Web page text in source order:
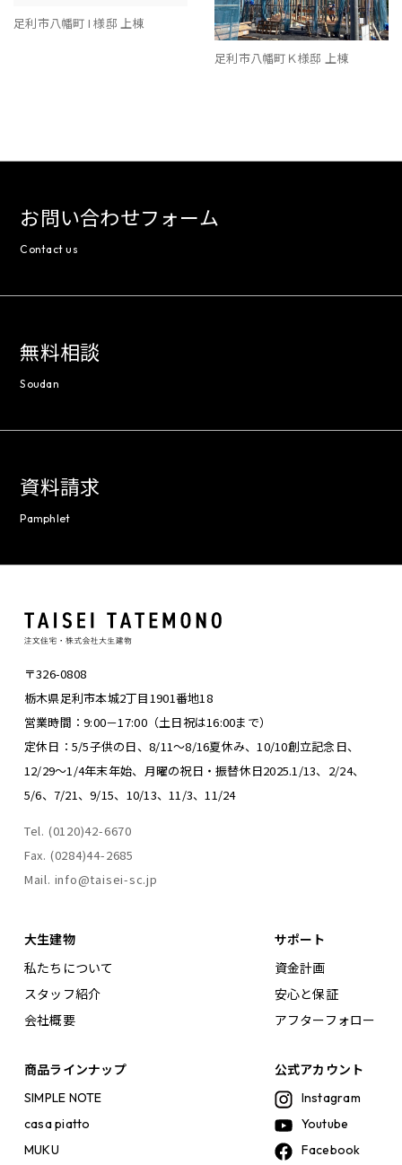
足利市八幡町 I 様邸 上棟
足利市八幡町Ｋ様邸 上棟
お問い合わせフォーム
Contact us
無料相談
Soudan
資料請求
Pamphlet
〒326-0808
栃木県足利市本城2丁目1901番地18
営業時間：9:00－17:00（土日祝は16:00まで）
定休日：5/5子供の日、8/11～8/16夏休み、10/10創立記念日、
12/29～1/4年末年始、 月曜の祝日・振替休日2025.1/13、2/24、
5/6、7/21、9/15、10/13、11/3、11/24
Tel. (0120)42-6670
Fax. (0284)44-2685
Mail. info@taisei-sc.jp
大生建物
私たちについて
スタッフ紹介
会社概要
商品ラインナップ
SIMPLE NOTE
casa piatto
MUKU
サポート
資金計画
安心と保証
アフターフォロー
公式アカウント
Instagram
Youtube
Facebook